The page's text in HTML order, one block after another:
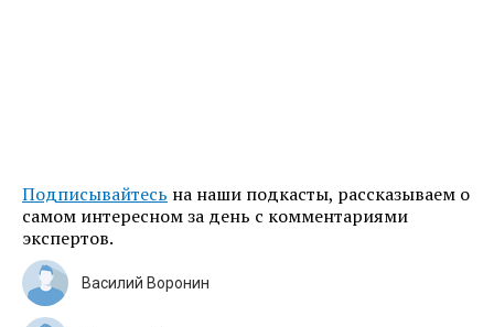
Подписывайтесь на наши подкасты, рассказываем о
самом интересном за день с комментариями
экспертов.
Василий Воронин